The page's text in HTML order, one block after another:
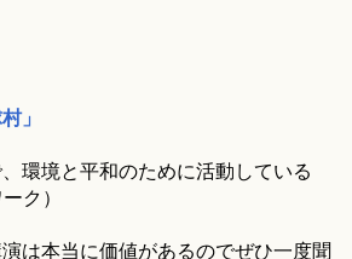
村」
環境と平和のために活動している
ク）
は本当に価値があるのでぜひ一度聞